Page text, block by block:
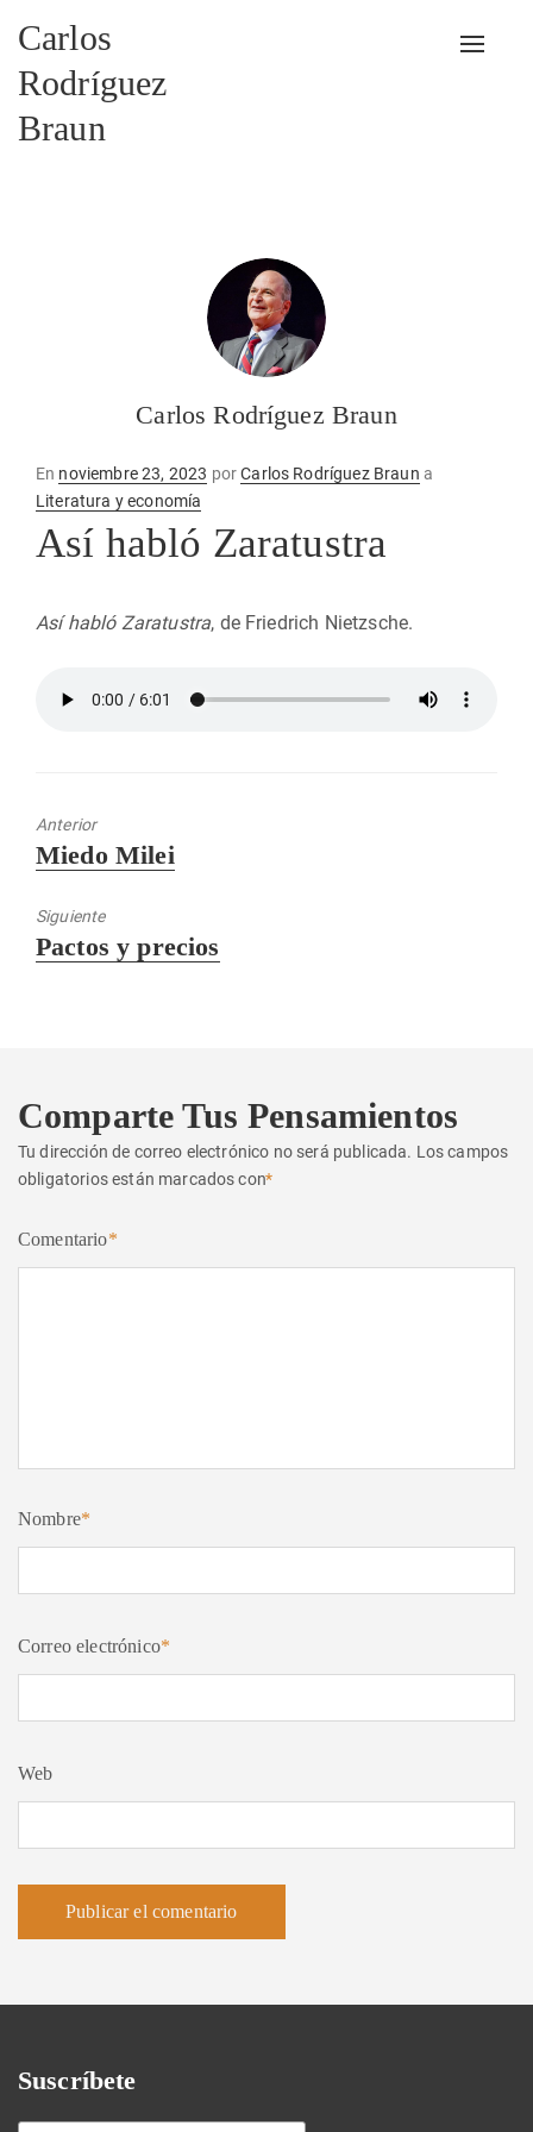
Carlos
Rodríguez
Braun
Carlos Rodríguez Braun
En Publicado
en
noviembre 23, 2023 porCarlos Rodríguez Braun a
Literatura y economía
Así habló Zaratustra
Así habló Zaratustra, de Friedrich Nietzsche.
Anterior
Entrada
Miedo Milei
Siguiente
Entrada
Pactos y precios
Comparte Tus Pensamientos
Tu dirección de correo electrónico no será publicada. Los campos
obligatorios están marcados con*
Comentario*
Nombre*
Correo electrónico*
Web
Suscríbete